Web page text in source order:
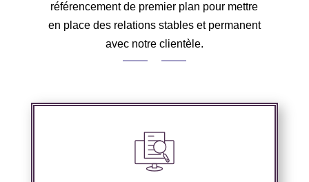
référencement de premier plan pour mettre
en place des relations stables et permanent
avec notre clientèle.
Audit complet de votre site web à travers les
mots clés pertinents, les principaux